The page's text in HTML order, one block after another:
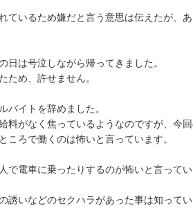
ているため嫌だと言う意思は伝えたが、
日は号泣しながら帰ってきました。
ため、許せません。
バイトを辞めました。
料がなく焦っているようなのですが、今
ろで働くのは怖いと言っています。
で電車に乗ったりするのが怖いと言ってい
いなどのセクハラがあった事は知ってい